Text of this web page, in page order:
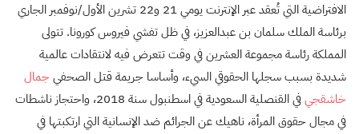
الافتراضية التي تُعقد عبر الإنترنت يومي 21 و22 تشرين الأول/نوفمبر الجاري
برئاسة الملك سلمان بن عبدالعزيز، في ظل تفشي فيروس كورونا. تتولى
المملكة رئاسة مجموعة العشرين في وقت تتعرض فيه لانتقادات عالمية
شديدة بسبب سجلها الحقوقي السيء، وأساسا جريمة قتل الصحفيجمال
خاشقجي
في القنصلية السعودية في اسطنبول سنة 2018، واحتجاز ناشطات
في مجال حقوق المرأة، ناهيك عن الجرائم ضد الإنسانية التي ارتكبتها في